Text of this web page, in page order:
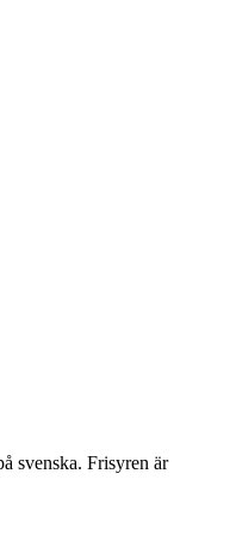
svenska. Frisyren är